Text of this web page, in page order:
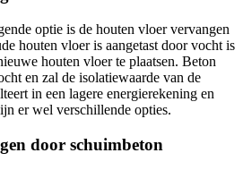
optie is de houten vloer vervangen
houten vloer is aangetast door vocht is
houten vloer te plaatsen. Beton
en zal de isolatiewaarde van de
in een lagere energierekening en
er wel verschillende opties.
door schuimbeton